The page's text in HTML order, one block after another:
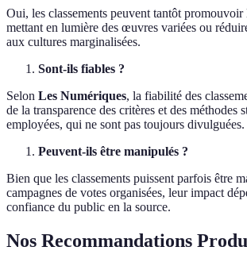
Oui, les classements peuvent tantôt promouvoir
mettant en lumière des œuvres variées ou
aux cultures marginalisées.
Sont-ils fiables ?
Selon Les Numériques, la fiabilité des
de la transparence des critères et des méthodes
employées, qui ne sont pas toujours divulguées.
Peuvent-ils être manipulés ?
Bien que les classements puissent parfois être
campagnes de votes organisées, leur impact
confiance du public en la source.
Nos Recommandations